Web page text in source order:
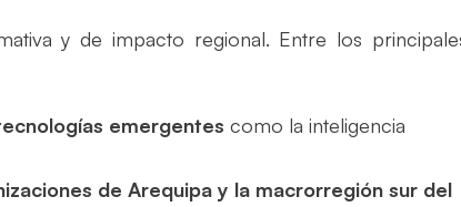
y de impacto regional. Entre los
emergentes como la inteligencia
de Arequipa y la macrorregión sur del